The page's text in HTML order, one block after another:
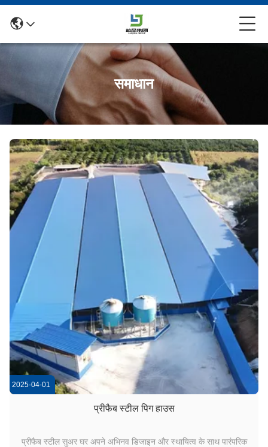
समाधान
2025-04-01
प्रीफैब स्टील पिग हाउस
प्रीफैब स्टील सुअर घर अपने अभिनव डिजाइन और स्थायित्व के साथ पारंपरिक